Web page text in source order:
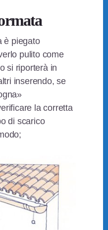
è piegato
pulito come
si riporterà in
inserendo, se
la corretta
di scarico